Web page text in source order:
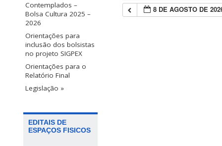
Contemplados –
Bolsa Cultura 2025 –
2026
Orientações para
inclusão dos bolsistas
no projeto SIGPEX
Orientações para o
Relatório Final
Legislação »
EDITAIS DE
ESPAÇOS FISICOS
8 DE AGOSTO DE